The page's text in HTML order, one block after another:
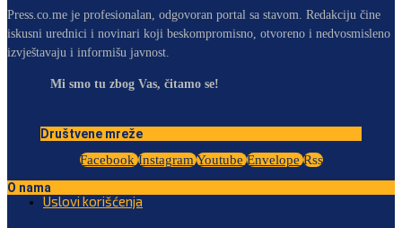
Press.co.me je profesionalan, odgovoran portal sa stavom. Redakciju čine
iskusni urednici i novinari koji beskompromisno, otvoreno i nedvosmisleno
izvještavaju i informišu javnost.
Mi smo tu zbog Vas, čitamo se!
Društvene mreže
Facebook Instagram Youtube Envelope Rss
O nama
Uslovi korišćenja